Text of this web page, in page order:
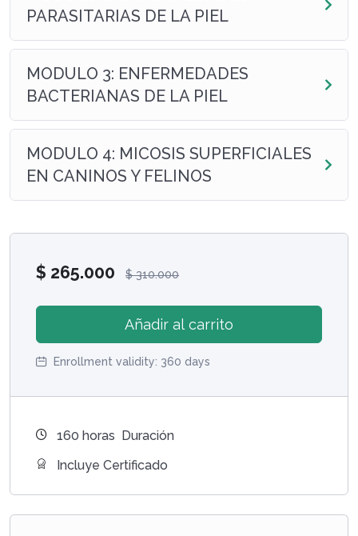
PARASITARIAS DE LA PIEL
MODULO 3: ENFERMEDADES
BACTERIANAS DE LA PIEL
MODULO 4: MICOSIS SUPERFICIALES
EN CANINOS Y FELINOS
$ 265.000 $310.000
Añadir al carrito
Enrollment validity: 360 days
160 horas Duración
Incluye Certificado